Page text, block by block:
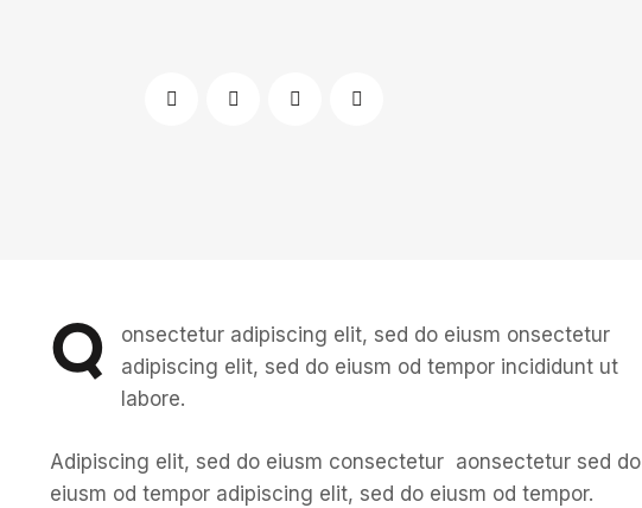
Q
onsectetur adipiscing elit, sed do eiusm onsectetur
adipiscing elit, sed do eiusm od tempor incididunt ut
labore.
Adipiscing elit, sed do eiusm consectetur aonsectetur sed do
eiusm od tempor adipiscing elit, sed do eiusm od tempor.